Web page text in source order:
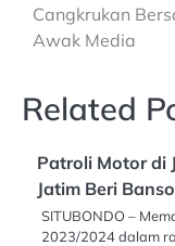
Cangkrukan
Awak Media
Related
Patroli Motor di
Jatim Beri
SITUBONDO –
2023/2024 dalam